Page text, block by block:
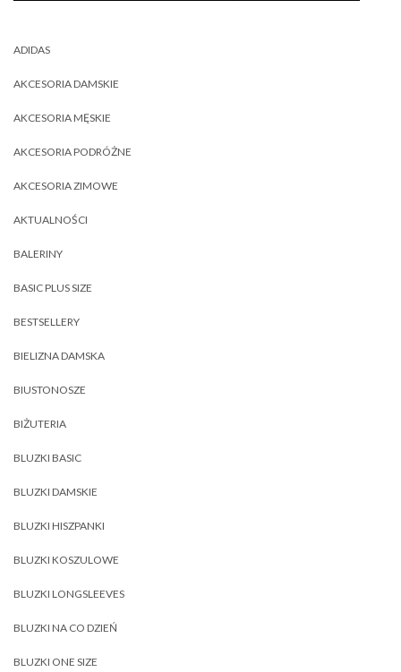
ADIDAS
AKCESORIA DAMSKIE
AKCESORIA MĘSKIE
AKCESORIA PODRÓŻNE
AKCESORIA ZIMOWE
AKTUALNOŚCI
BALERINY
BASIC PLUS SIZE
BESTSELLERY
BIELIZNA DAMSKA
BIUSTONOSZE
BIŻUTERIA
BLUZKI BASIC
BLUZKI DAMSKIE
BLUZKI HISZPANKI
BLUZKI KOSZULOWE
BLUZKI LONGSLEEVES
BLUZKI NA CO DZIEŃ
BLUZKI ONE SIZE